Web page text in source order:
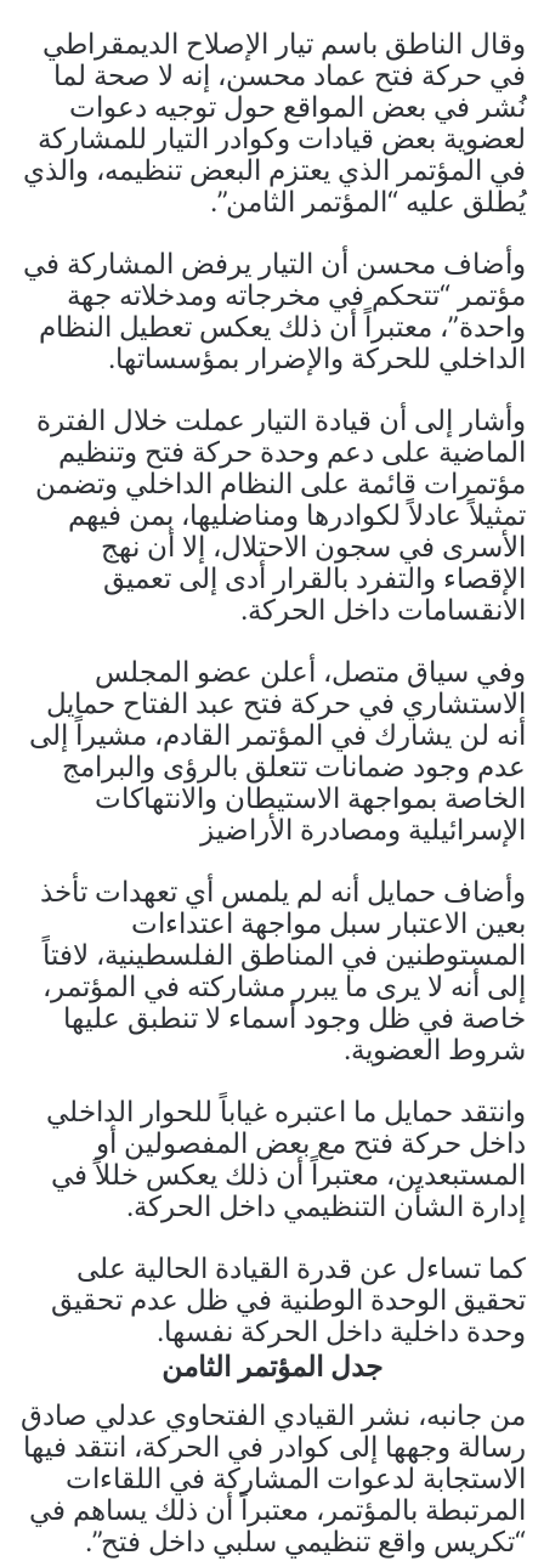
وقال الناطق باسم تيار الإصلاح الديمقراطي
في حركة فتح عماد محسن، إنه لا صحة لما
نُشر في بعض المواقع حول توجيه دعوات
لعضوية بعض قيادات وكوادر التيار للمشاركة
في المؤتمر الذي يعتزم البعض تنظيمه، والذي
يُطلق عليه “المؤتمر الثامن”.
وأضاف محسن أن التيار يرفض المشاركة في
مؤتمر “تتحكم في مخرجاته ومدخلاته جهة
واحدة”، معتبراً أن ذلك يعكس تعطيل النظام
الداخلي للحركة والإضرار بمؤسساتها.
وأشار إلى أن قيادة التيار عملت خلال الفترة
الماضية على دعم وحدة حركة فتح وتنظيم
مؤتمرات قائمة على النظام الداخلي وتضمن
تمثيلاً عادلاً لكوادرها ومناضليها، بمن فيهم
الأسرى في سجون الاحتلال، إلا أن نهج
الإقصاء والتفرد بالقرار أدى إلى تعميق
الانقسامات داخل الحركة.
وفي سياق متصل، أعلن عضو المجلس
الاستشاري في حركة فتح عبد الفتاح حمايل
أنه لن يشارك في المؤتمر القادم، مشيراً إلى
عدم وجود ضمانات تتعلق بالرؤى والبرامج
الخاصة بمواجهة الاستيطان والانتهاكات
الإسرائيلية ومصادرة الأراضيز
وأضاف حمايل أنه لم يلمس أي تعهدات تأخذ
بعين الاعتبار سبل مواجهة اعتداءات
المستوطنين في المناطق الفلسطينية، لافتاً
إلى أنه لا يرى ما يبرر مشاركته في المؤتمر،
خاصة في ظل وجود أسماء لا تنطبق عليها
شروط العضوية.
وانتقد حمايل ما اعتبره غياباً للحوار الداخلي
داخل حركة فتح مع بعض المفصولين أو
المستبعدين، معتبراً أن ذلك يعكس خللاً في
إدارة الشأن التنظيمي داخل الحركة.
كما تساءل عن قدرة القيادة الحالية على
تحقيق الوحدة الوطنية في ظل عدم تحقيق
وحدة داخلية داخل الحركة نفسها.
جدل المؤتمر الثامن
من جانبه، نشر القيادي الفتحاوي عدلي صادق
رسالة وجهها إلى كوادر في الحركة، انتقد فيها
الاستجابة لدعوات المشاركة في اللقاءات
المرتبطة بالمؤتمر، معتبراً أن ذلك يساهم في
“تكريس واقع تنظيمي سلبي داخل فتح”.